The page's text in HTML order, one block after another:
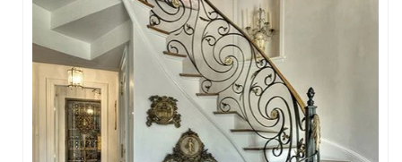
FERFORJE MERDİVEN KORKULUK MODELLERİ
DEMİR MERDİVEN MODELLERİ
FERFORJE PERGOLA & FERFORJE SUNDURMA
FERFORJE ÇARDAK VE KAMELYA MODELLERİ
FERFORJE PENCERE KORKULUK MODELLERİ